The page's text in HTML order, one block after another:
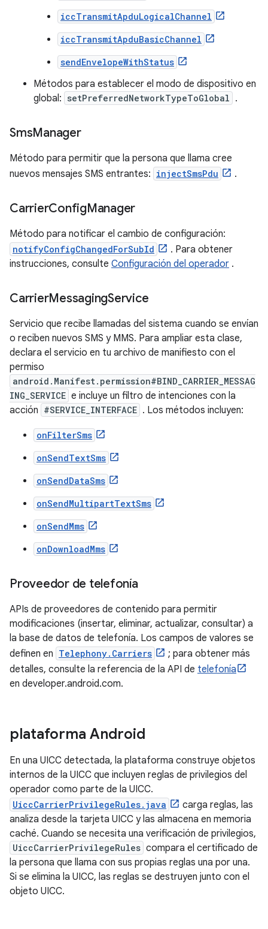
iccTransmitApduLogicalChannel
iccTransmitApduBasicChannel
sendEnvelopeWithStatus
Métodos para establecer el modo de dispositivo en
global: setPreferredNetworkTypeToGlobal .
SmsManager
Método para permitir que la persona que llama cree
nuevos mensajes SMS entrantes: injectSmsPdu .
CarrierConfigManager
Método para notificar el cambio de configuración:
notifyConfigChangedForSubId
. Para obtener
instrucciones, consulte Configuración del operador .
CarrierMessagingService
Servicio que recibe llamadas del sistema cuando se envían
o reciben nuevos SMS y MMS. Para ampliar esta clase,
declara el servicio en tu archivo de manifiesto con el
permiso
android.Manifest.permission#BIND_CARRIER_MESSAG
ING_SERVICE e incluye un filtro de intenciones con la
acción #SERVICE_INTERFACE . Los métodos incluyen:
onFilterSms
onSendTextSms
onSendDataSms
onSendMultipartTextSms
onSendMms
onDownloadMms
Proveedor de telefonía
APIs de proveedores de contenido para permitir
modificaciones (insertar, eliminar, actualizar, consultar) a
la base de datos de telefonía. Los campos de valores se
definen en Telephony.Carriers
; para obtener más
detalles, consulte la referencia de la API de telefonía
en developer.android.com.
plataforma Android
En una UICC detectada, la plataforma construye objetos
internos de la UICC que incluyen reglas de privilegios del
operador como parte de la UICC.
UiccCarrierPrivilegeRules.java
carga reglas, las
analiza desde la tarjeta UICC y las almacena en memoria
caché. Cuando se necesita una verificación de privilegios,
UiccCarrierPrivilegeRules compara el certificado de
la persona que llama con sus propias reglas una por una.
Si se elimina la UICC, las reglas se destruyen junto con el
objeto UICC.